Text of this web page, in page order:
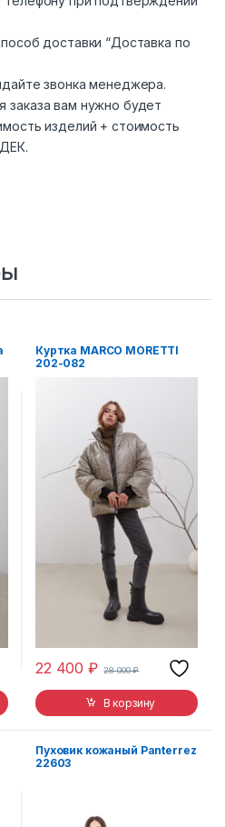
доставки “Доставка по
звонка менеджера.
вам нужно будет
изделий + стоимость
Куртка MARCO MORETTI
202-082
22 400₽ 28 000₽
В корзину
Пуховик кожаный Panterrez
22603